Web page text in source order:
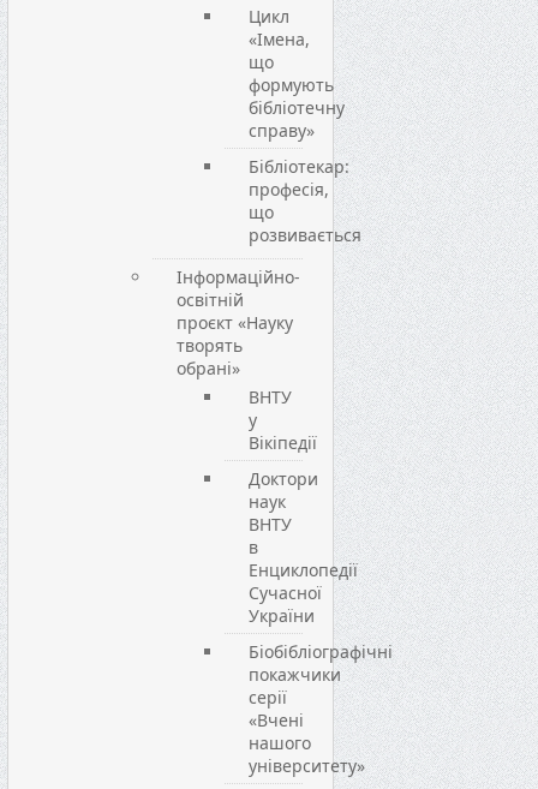
Цикл
«Імена,
що
формують
бібліотечну
справу»
Бібліотекар:
професія,
що
розвивається
Інформаційно-
освітній
проєкт «Науку
творять
обрані»
ВНТУ
у
Вікіпедії
Доктори
наук
ВНТУ
в
Енциклопедії
Сучасної
України
Біобібліографічні
покажчики
серії
«Вчені
нашого
університету»